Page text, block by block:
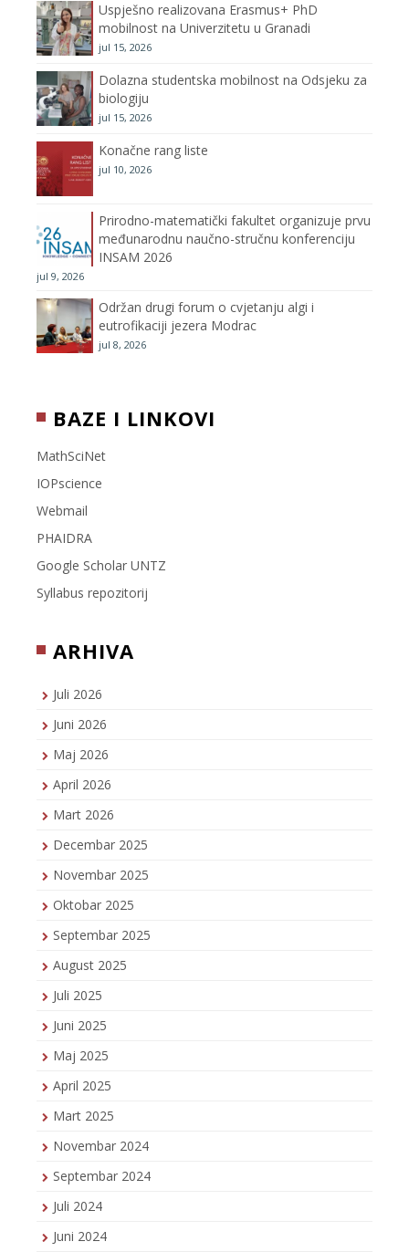
o
k
r
r
e
e
Uspješno realizovana Erasmus+ PhD
mobilnost na Univerzitetu u Granadi
jul 15, 2026
Dolazna studentska mobilnost na Odsjeku za
biologiju
jul 15, 2026
Konačne rang liste
jul 10, 2026
Prirodno-matematički fakultet organizuje prvu
međunarodnu naučno-stručnu konferenciju
INSAM 2026
jul 9, 2026
Održan drugi forum o cvjetanju algi i
eutrofikaciji jezera Modrac
jul 8, 2026
BAZE I LINKOVI
MathSciNet
IOPscience
Webmail
PHAIDRA
Google Scholar UNTZ
Syllabus repozitorij
ARHIVA
Juli 2026
Juni 2026
Maj 2026
April 2026
Mart 2026
Decembar 2025
Novembar 2025
Oktobar 2025
Septembar 2025
August 2025
Juli 2025
Juni 2025
Maj 2025
April 2025
Mart 2025
Novembar 2024
Septembar 2024
Juli 2024
Juni 2024